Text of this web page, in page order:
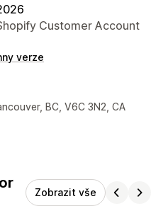
Customer Account
verze
BC, V6C 3N2, CA
Zobrazit vše